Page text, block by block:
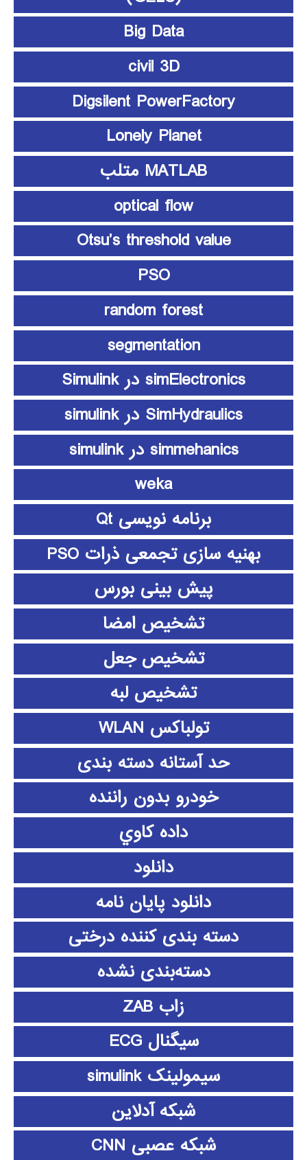
Big Data
civil 3D
Digsilent PowerFactory
Lonely Planet
MATLAB متلب
optical flow
Otsu’s threshold value
PSO
random forest
segmentation
simElectronics در Simulink
SimHydraulics در simulink
simmehanics در simulink
weka
برنامه نویسی Qt
بهنیه سازی تجمعی ذرات PSO
پیش بینی بورس
تشخیص امضا
تشخیص جعل
تشخیص لبه
تولباکس WLAN
حد آستانه دسته بندی
خودرو بدون راننده
داده كاوي
دانلود
دانلود پايان نامه
دسته بندی کننده درختی
دسته‌بندی نشده
زاب ZAB
سیگنال ECG
سیمولینک simulink
شبکه آدلاین
شبکه عصبی CNN